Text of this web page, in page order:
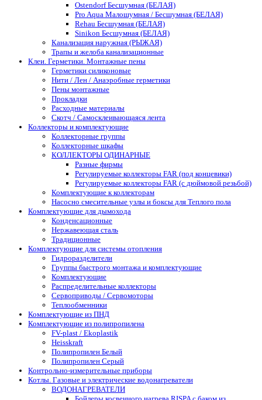
Ostendorf Бесшумная (БЕЛАЯ)
Pro Aqua Малошумная / Бесшумная (БЕЛАЯ)
Rehau Бесшумная (БЕЛАЯ)
Sinikon Бесшумная (БЕЛАЯ)
Канализация наружная (РЫЖАЯ)
Трапы и желоба канализационные
Клеи. Герметики. Монтажные пены
Герметики силиконовые
Нити / Лен / Анаэробные герметики
Пены монтажные
Прокладки
Расходные материалы
Скотч / Самосклеивающаяся лента
Коллекторы и комплектующие
Коллекторные группы
Коллекторные шкафы
КОЛЛЕКТОРЫ ОДИНАРНЫЕ
Разные фирмы
Регулируемые коллекторы FAR (под концевики)
Регулируемые коллекторы FAR (с дюймовой резьбой)
Комплектующие к коллекторам
Насосно смесительные узлы и боксы для Теплого пола
Комплектующие для дымохода
Конденсационные
Нержавеющая сталь
Традиционные
Комплектующие для системы отопления
Гидроразделители
Группы быстрого монтажа и комплектующие
Комплектующие
Распределительные коллекторы
Сервоприводы / Сервомоторы
Теплообменники
Комплектующие из ПНД
Комплектующие из полипропилена
FV-plast / Ekoplastik
Heisskraft
Полипропилен Белый
Полипропилен Серый
Контрольно-измерительные приборы
Котлы. Газовые и электрические водонагреватели
ВОДОНАГРЕВАТЕЛИ